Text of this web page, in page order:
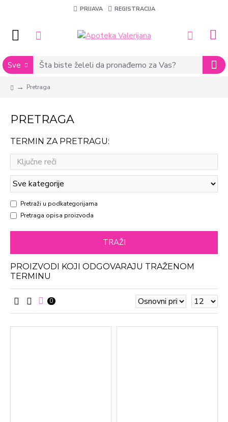
PRIJAVA REGISTRACIJA
Sve
Pretraga
PRETRAGA
TERMIN ZA PRETRAGU:
Pretraži u podkategorijama
Pretraga opisa proizvoda
TRAŽI
PROIZVODI KOJI ODGOVARAJU TRAŽENOM
TERMINU
0